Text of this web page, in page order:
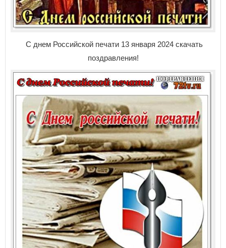
С днем Российской печати 13 января 2024 скачать
поздравления!